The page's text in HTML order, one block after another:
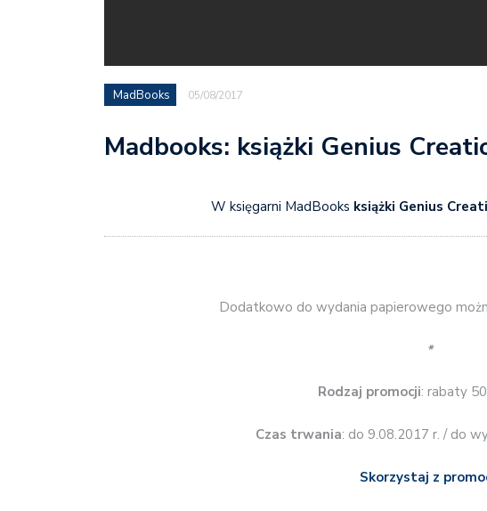
MadBooks 05/08/2017
Madbooks: książki Genius
W księgarni MadBooks książki Genius
Dodatkowo do wydania papierowego
*
Rodzaj promocji: rabaty
Czas trwania: do 9.08.2017 r. / do
Skorzystaj z